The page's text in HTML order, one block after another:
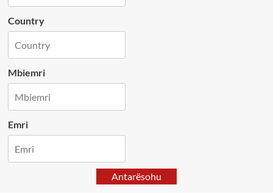
Country
Mbiemri
Emri
Antarësohu